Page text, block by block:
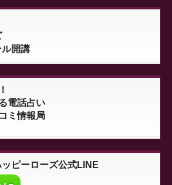
開講
電話占い
ミ情報局
ッピーローズ公式LINE